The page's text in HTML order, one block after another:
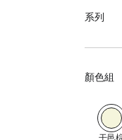
系列
顏色組